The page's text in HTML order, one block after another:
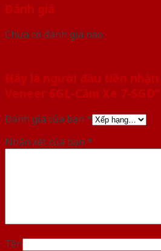
Đánh giá
Chưa có đánh giá nào.
Hãy là người đầu tiên nhận
Veneer 6GL-Căm Xe 7-SGD”
Đánh giá của bạn *
Nhận xét của bạn *
Tên